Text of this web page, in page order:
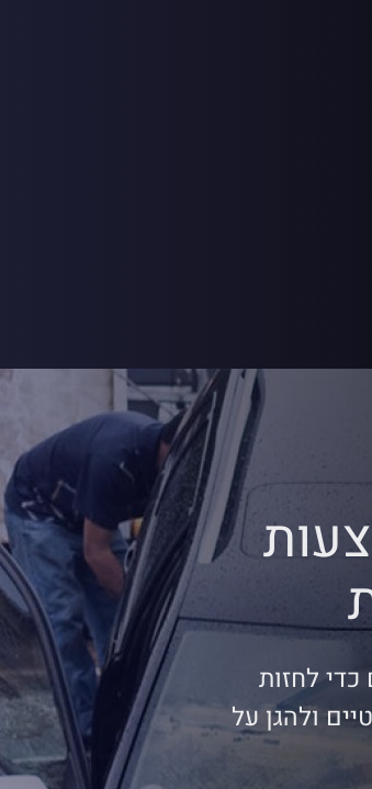
לחזות
ולהגן על